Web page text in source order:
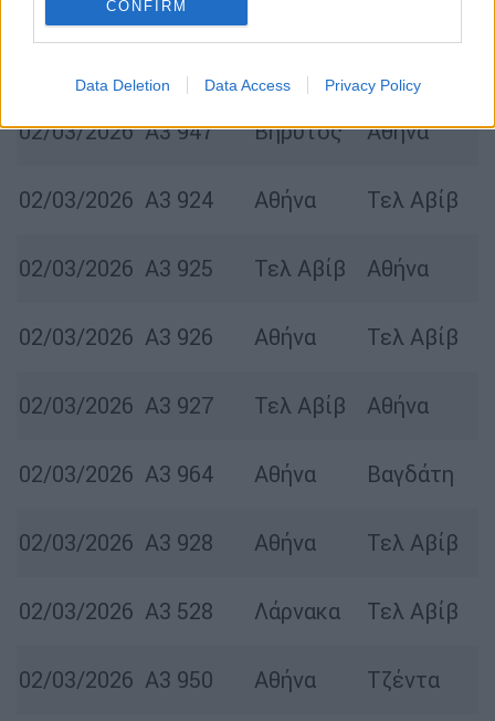
CONFIRM
Data Deletion Data Access Privacy Policy
02/03/2026 A3 947 Βηρυτός Αθήνα
02/03/2026 A3 924 Αθήνα Τελ Αβίβ
02/03/2026 A3 925 Τελ Αβίβ Αθήνα
02/03/2026 A3 926 Αθήνα Τελ Αβίβ
02/03/2026 A3 927 Τελ Αβίβ Αθήνα
02/03/2026 A3 964 Αθήνα Βαγδάτη
02/03/2026 Α3 928 Αθήνα Τελ Αβίβ
02/03/2026 Α3 528 Λάρνακα Τελ Αβίβ
02/03/2026 Α3 950 Αθήνα Τζέντα